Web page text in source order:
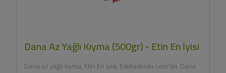
Dana Az Yağlı Kıyma (500gr) - Etin En İyisi
Dana az yağlı kıyma, Etin En İyisi, Eskitadinda.com'da. Dana